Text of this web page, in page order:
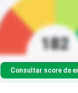
Consultar score da